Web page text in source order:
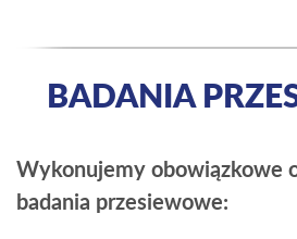
BADANIA
Wykonujemy obowiązkowe
badania przesiewowe: